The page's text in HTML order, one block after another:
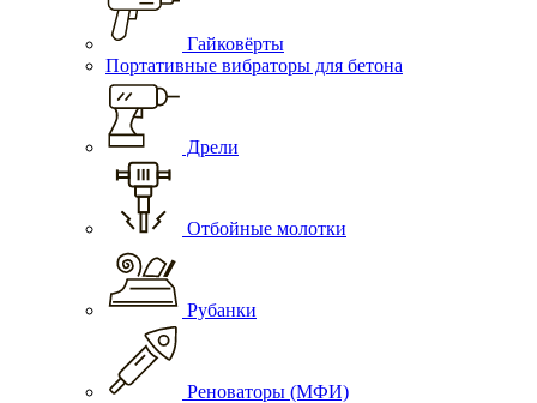
Гайковёрты
Портативные вибраторы для бетона
Дрели
Отбойные молотки
Рубанки
Реноваторы (МФИ)